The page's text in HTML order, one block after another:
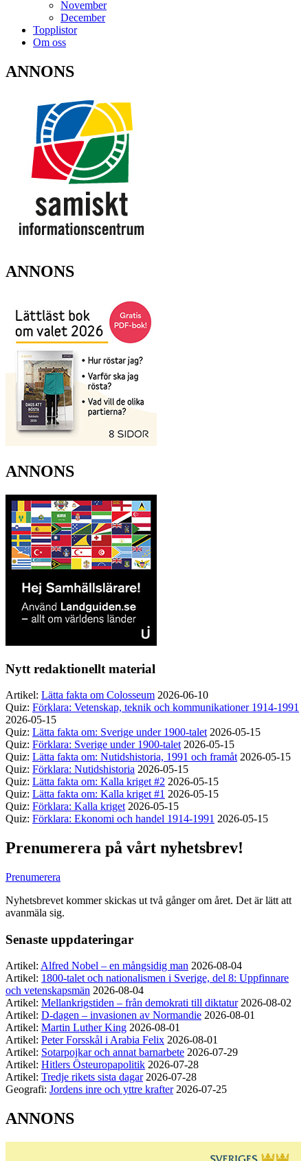
November
December
Topplistor
Om oss
ANNONS
ANNONS
ANNONS
Nytt redaktionellt material
Artikel: Lätta fakta om Colosseum 2026-06-10
Quiz: Förklara: Vetenskap, teknik och kommunikationer 1914-1991
2026-05-15
Quiz: Lätta fakta om: Sverige under 1900-talet 2026-05-15
Quiz: Förklara: Sverige under 1900-talet 2026-05-15
Quiz: Lätta fakta om: Nutidshistoria, 1991 och framåt 2026-05-15
Quiz: Förklara: Nutidshistoria 2026-05-15
Quiz: Lätta fakta om: Kalla kriget #2 2026-05-15
Quiz: Lätta fakta om: Kalla kriget #1 2026-05-15
Quiz: Förklara: Kalla kriget 2026-05-15
Quiz: Förklara: Ekonomi och handel 1914-1991 2026-05-15
Prenumerera på vårt nyhetsbrev!
Prenumerera
Nyhetsbrevet kommer skickas ut två gånger om året. Det är lätt att
avanmäla sig.
Senaste uppdateringar
Artikel: Alfred Nobel – en mångsidig man 2026-08-04
Artikel: 1800-talet och nationalismen i Sverige, del 8: Uppfinnare
och vetenskapsmän 2026-08-04
Artikel: Mellankrigstiden – från demokrati till diktatur 2026-08-02
Artikel: D-dagen – invasionen av Normandie 2026-08-01
Artikel: Martin Luther King 2026-08-01
Artikel: Peter Forsskål i Arabia Felix 2026-08-01
Artikel: Sotarpojkar och annat barnarbete 2026-07-29
Artikel: Hitlers Östeuropapolitik 2026-07-28
Artikel: Tredje rikets sista dagar 2026-07-28
Geografi: Jordens inre och yttre krafter 2026-07-25
ANNONS